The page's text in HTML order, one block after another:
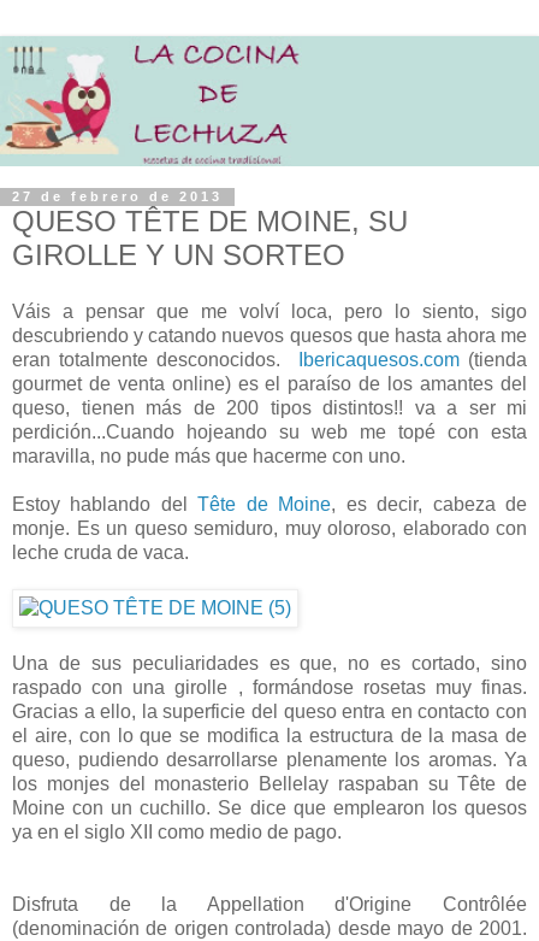
27 de febrero de 2013
QUESO TÊTE DE MOINE, SU
GIROLLE Y UN SORTEO
Váis a pensar que me volví loca, pero lo siento, sigo
descubriendo y catando nuevos quesos que hasta ahora me
eran totalmente desconocidos.
Ibericaquesos.com (tienda
gourmet de venta online) es el paraíso de los amantes del
queso, tienen más de 200 tipos distintos!! va a ser mi
perdición...Cuando hojeando su web me topé con esta
maravilla, no pude más que hacerme con uno.
Estoy hablando delTête de Moine, es decir, cabeza de
monje. Es un queso semiduro, muy oloroso, elaborado con
leche cruda de vaca.
Una de sus peculiaridades es que, no es cortado, sino
raspado con una girolle , formándose rosetas muy finas.
Gracias a ello, la superficie del queso entra en contacto con
el aire, con lo que se modifica la estructura de la masa de
queso, pudiendo desarrollarse plenamente los aromas. Ya
los monjes del monasterio Bellelay raspaban su Tête de
Moine con un cuchillo. Se dice que emplearon los quesos
ya en el siglo XII como medio de pago.
Disfruta de la Appellation d'Origine Contrôlée
(denominación de origen controlada) desde mayo de 2001.